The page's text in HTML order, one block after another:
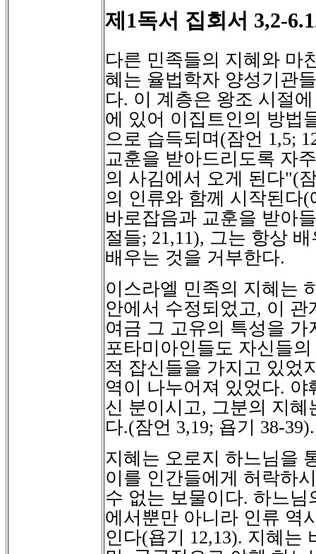
제1독서 집회서 3,2-
다른 민족들의 지혜와 마
혜는 율법학자 양성기관
다. 이 계층은 왕조 시절
에 있어 이집트인의 방법
으로 습득되며(잠언 1,5;
교훈을 받아드리도록 자
의 사김에서 오게 된다"(
의 인류와 함께 시작된다(
바로잡음과 교훈을 받아
절들; 21,11), 그는 항상
배우는 것을 거부한다.
이스라엘 민족의 지혜는
안에서 수정되었고, 이 관
여금 그 고유의 특성을 가
포타미아인들도 자신들
적 잡신들을 가지고 있었
역이 나누어져 있었다. 야
신 분이시고, 그분의 지혜
다.(잠언 3,19; 욥기 38-39).
지혜는 오로지 하느님을
이를 인간들에게 허락하
수 없는 보물이다. 하느님
에서뿐만 아니라 인류 역
인다(욥기 12,13). 지혜는